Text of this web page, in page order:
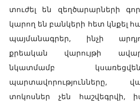
տուժել են զեղծարարների
կարող են բանկերի հետ
պայմանագրեր, ինչի
քրեական վարույթի
նկատմամբ
պարտավորությունները,
տոկոսներ չեն հաշվեգրվի,